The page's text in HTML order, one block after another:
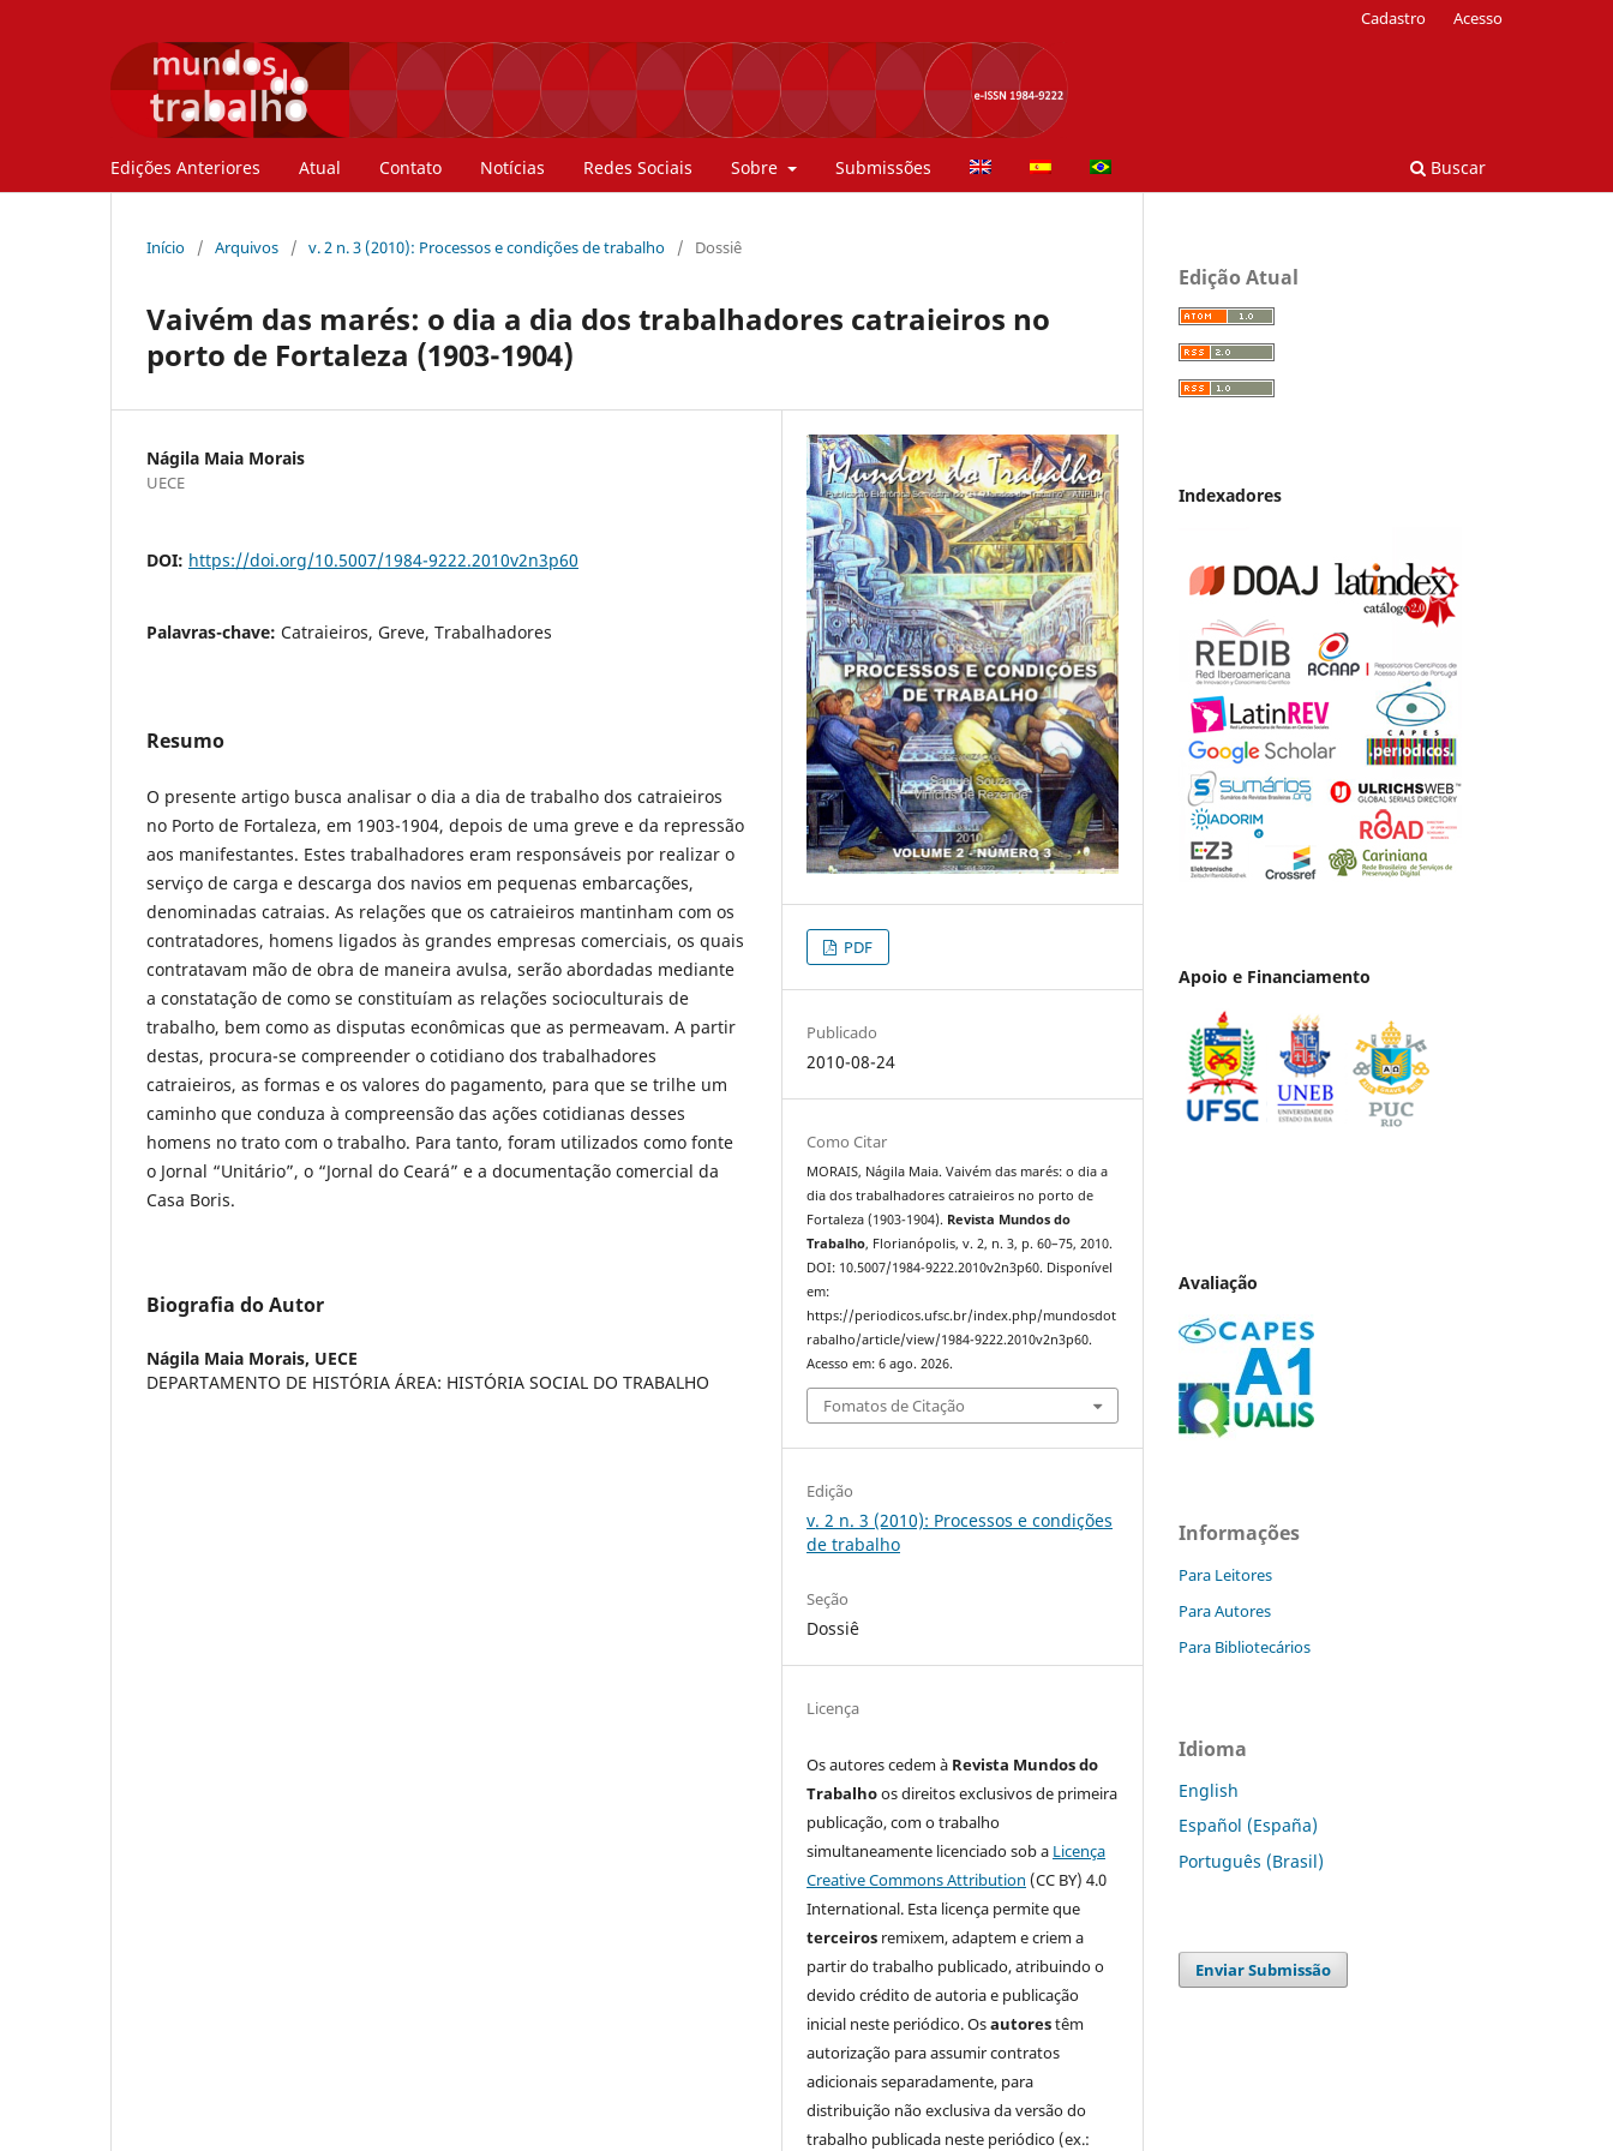
Edições Anteriores Atual Contato Notícias Redes Sociais Sobre Submissões Buscar
Cadastro Acesso
Início / Arquivos / v. 2 n. 3 (2010): Processos e condições de trabalho / Dossiê
Vaivém das marés: o dia a dia dos trabalhadores catraieiros no
porto de Fortaleza (1903-1904)
Nágila Maia Morais
UECE
DOI: https://doi.org/10.5007/1984-9222.2010v2n3p60
Palavras-chave: Catraieiros, Greve, Trabalhadores
Resumo
O presente artigo busca analisar o dia a dia de trabalho dos catraieiros
no Porto de Fortaleza, em 1903-1904, depois de uma greve e da repressão
aos manifestantes. Estes trabalhadores eram responsáveis por realizar o
serviço de carga e descarga dos navios em pequenas embarcações,
denominadas catraias. As relações que os catraieiros mantinham com os
contratadores, homens ligados às grandes empresas comerciais, os quais
contratavam mão de obra de maneira avulsa, serão abordadas mediante
a constatação de como se constituíam as relações socioculturais de
trabalho, bem como as disputas econômicas que as permeavam. A partir
destas, procura-se compreender o cotidiano dos trabalhadores
catraieiros, as formas e os valores do pagamento, para que se trilhe um
caminho que conduza à compreensão das ações cotidianas desses
homens no trato com o trabalho. Para tanto, foram utilizados como fonte
o Jornal “Unitário”, o “Jornal do Ceará” e a documentação comercial da
Casa Boris.
Biografia do Autor
Nágila Maia Morais, UECE
DEPARTAMENTO DE HISTÓRIA ÁREA: HISTÓRIA SOCIAL DO TRABALHO
PDF
Publicado
2010-08-24
Como Citar
MORAIS, Nágila Maia. Vaivém das marés: o dia a
dia dos trabalhadores catraieiros no porto de
Fortaleza (1903-1904). Revista Mundos do
Trabalho, Florianópolis, v. 2, n. 3, p. 60–75, 2010.
DOI: 10.5007/1984-9222.2010v2n3p60. Disponível
em:
https://periodicos.ufsc.br/index.php/mundosdot
rabalho/article/view/1984-9222.2010v2n3p60.
Acesso em: 6 ago. 2026.
Fomatos de Citação
Edição
v. 2 n. 3 (2010): Processos e condições
de trabalho
Seção
Dossiê
Licença
Os autores cedem à Revista Mundos do
Trabalhoos direitos exclusivos de primeira
publicação, com o trabalho
simultaneamente licenciado sob a Licença
Creative Commons Attribution (CC BY) 4.0
International. Esta licença permite que
terceiros remixem, adaptem e criem a
partir do trabalho publicado, atribuindo o
devido crédito de autoria e publicação
inicial neste periódico. Osautorestêm
autorização para assumir contratos
adicionais separadamente, para
distribuição não exclusiva da versão do
trabalho publicada neste periódico (ex.:
Edição Atual
Indexadores
Apoio e Financiamento
Avaliação
Informações
Para Leitores
Para Autores
Para Bibliotecários
Idioma
English
Español (España)
Português (Brasil)
Enviar Submissão